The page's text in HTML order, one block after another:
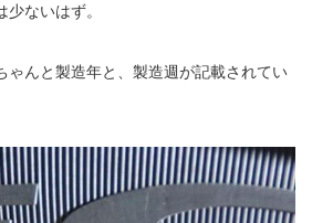
ないはず。
ゃんと製造年と、製造週が記載されてい